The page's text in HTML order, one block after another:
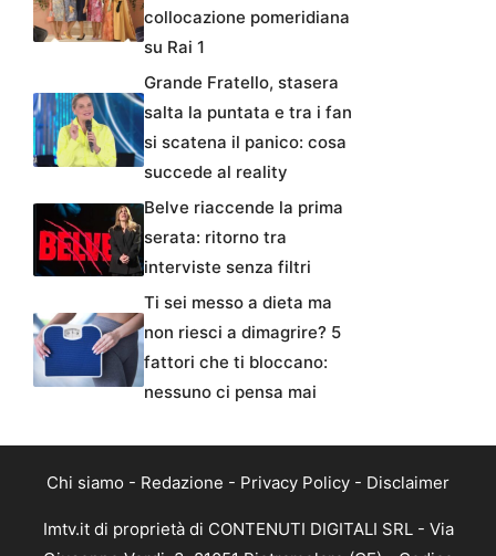
collocazione pomeridiana
su Rai 1
Grande Fratello, stasera
salta la puntata e tra i fan
si scatena il panico: cosa
succede al reality
Belve riaccende la prima
serata: ritorno tra
interviste senza filtri
Ti sei messo a dieta ma
non riesci a dimagrire? 5
fattori che ti bloccano:
nessuno ci pensa mai
Chi siamo - Redazione - Privacy Policy - Disclaimer
Imtv.it di proprietà di CONTENUTI DIGITALI SRL - Via